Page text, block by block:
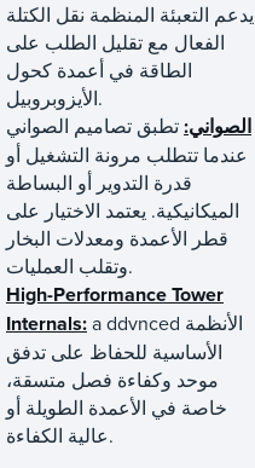
يدعم التعبئة المنظمة نقل الكتلة
الفعال مع تقليل الطلب على
الطاقة في أعمدة كحول
الأيزوبروبيل.
الصواني:تطبق تصاميم الصواني
عندما تتطلب مرونة التشغيل أو
قدرة التدوير أو البساطة
الميكانيكية. يعتمد الاختيار على
قطر الأعمدة ومعدلات البخار
وتقلب العمليات.
High-Performance Tower
Internals:addvnced الأنظمة
الأساسية للحفاظ على تدفق
موحد وكفاءة فصل متسقة،
خاصة في الأعمدة الطويلة أو
عالية الكفاءة.